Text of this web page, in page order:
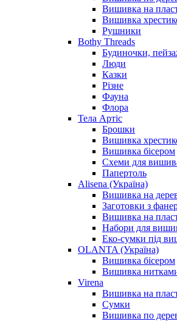
Вишивка на
Вишивка
Рушники
Bothy Threads
Будиночки,
Люди
Казки
Різне
Фауна
Флора
Тела Артіс
Брошки
Вишивка
Вишивка бісером
Схеми для
Папертоль
Alisena (Україна)
Вишивка на
Заготовки з
Вишивка на
Набори для
Еко-сумки під
OLANTA (Україна)
Вишивка бісером
Вишивка
Virena
Вишивка на
Сумки
Вишивка по